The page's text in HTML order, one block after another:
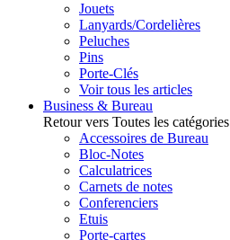
Jouets
Lanyards/Cordelières
Peluches
Pins
Porte-Clés
Voir tous les articles
Business & Bureau
Retour vers Toutes les catégories
Accessoires de Bureau
Bloc-Notes
Calculatrices
Carnets de notes
Conferenciers
Etuis
Porte-cartes